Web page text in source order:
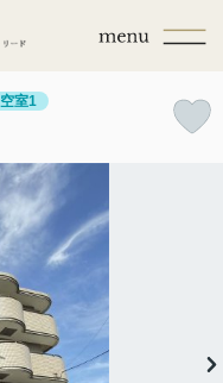
空室1